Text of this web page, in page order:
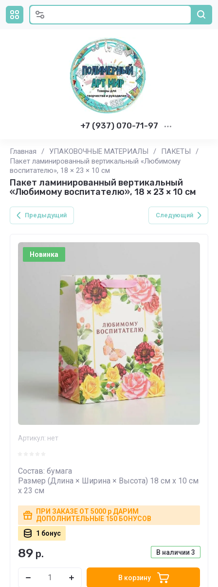
+7 (937) 070-71-97
Главная / УПАКОВОЧНЫЕ МАТЕРИАЛЫ / ПАКЕТЫ
/
Пакет ламинированный вертикальный «Любимому
воспитателю», 18 × 23 × 10 см
Пакет ламинированный вертикальный
«Любимому воспитателю», 18 × 23 × 10 см
Предыдущий Следующий
Новинка
Артикул: нет
Состав: бумага
Размер (Длина × Ширина × Высота) 18 см х 10 см
х 23 см
ПРИ ЗАКАЗЕ ОТ 5000 р ДАРИМ
ДОПОЛНИТЕЛЬНЫЕ 150 БОНУСОВ
1 бонус
В наличии 3
89 р.
В корзину